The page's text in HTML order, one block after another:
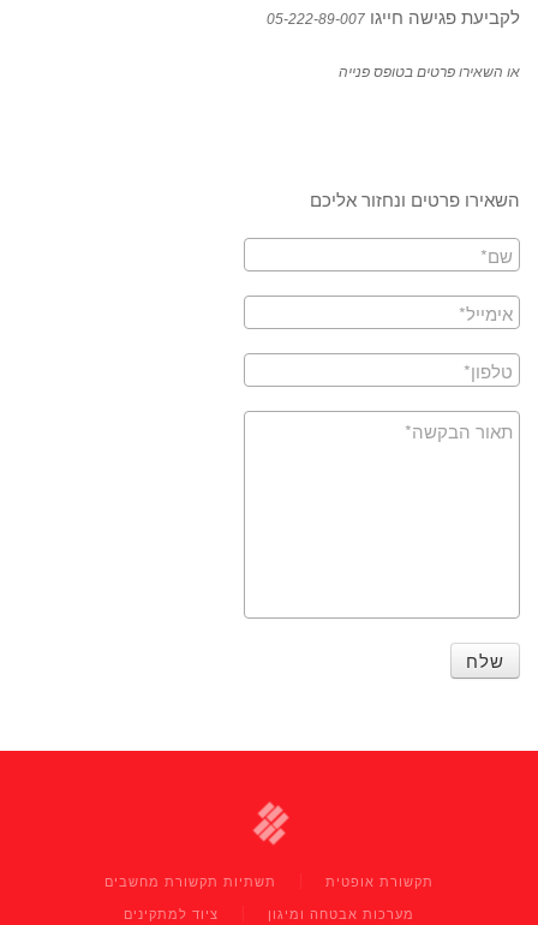
לקביעת פגישה חייגו 05-222-89-007
או השאירו פרטים בטופס פנייה
השאירו פרטים ונחזור אליכם
שלח
תקשורת אופטית
תשתיות תקשורת מחשבים
מערכות אבטחה ומיגון
ציוד למתקינים